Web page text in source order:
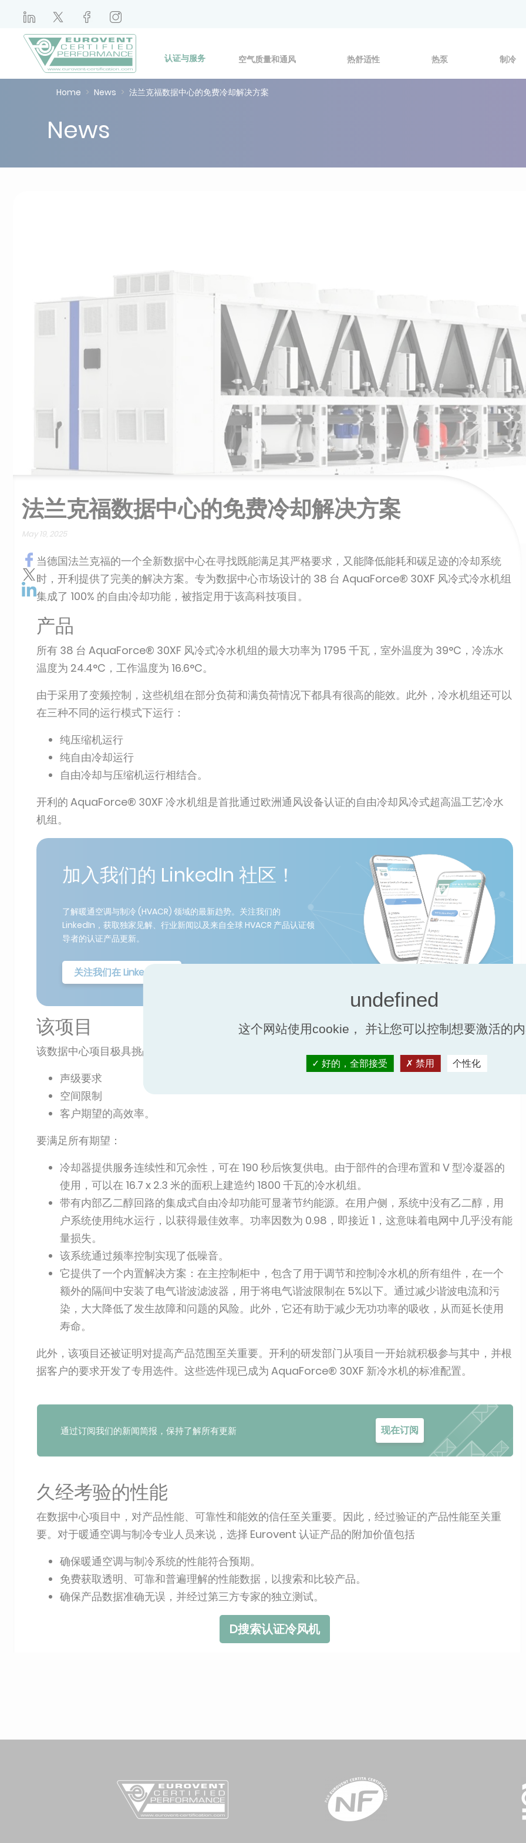
认证与服务 空气质量和通风 热舒适性 热泵 制冷
Home News 法兰克福数据中心的免费冷却解决方案
News
法兰克福数据中心的免费冷却解决方案
May 19, 2025
当德国法兰克福的一个全新数据中心在寻找既能满足其严格要求，又能降低能耗和碳足迹的冷却系统
时，开利提供了完美的解决方案。专为数据中心市场设计的 38 台 AquaForce® 30XF 风冷式冷水机组
集成了 100% 的自由冷却功能，被指定用于该高科技项目。
产品
所有 38 台 AquaForce® 30XF 风冷式冷水机组的最大功率为 1795 千瓦，室外温度为 39°C，冷冻水
温度为 24.4°C，工作温度为 16.6°C。
由于采用了变频控制，这些机组在部分负荷和满负荷情况下都具有很高的能效。此外，冷水机组还可以
在三种不同的运行模式下运行：
纯压缩机运行
纯自由冷却运行
自由冷却与压缩机运行相结合。
开利的 AquaForce® 30XF 冷水机组是首批通过欧洲通风设备认证的自由冷却风冷式超高温工艺冷水
机组。
加入我们的 LinkedIn 社区！
了解暖通空调与制冷 (HVACR) 领域的最新趋势。关注我们的
LinkedIn，获取独家见解、行业新闻以及来自全球 HVACR 产品认证领
导者的认证产品更新。
关注我们在 LinkedIn 🔗
该项目
该数据中心项目极具挑战性，原因如下
声级要求
空间限制
客户期望的高效率。
要满足所有期望：
冷却器提供服务连续性和冗余性，可在 190 秒后恢复供电。由于部件的合理布置和 V 型冷凝器的
使用，可以在 16.7 x 2.3 米的面积上建造约 1800 千瓦的冷水机组。
带有内部乙二醇回路的集成式自由冷却功能可显著节约能源。在用户侧，系统中没有乙二醇，用
户系统使用纯水运行，以获得最佳效率。功率因数为 0.98，即接近 1，这意味着电网中几乎没有能
量损失。
该系统通过频率控制实现了低噪音。
它提供了一个内置解决方案：在主控制柜中，包含了用于调节和控制冷水机的所有组件，在一个
额外的隔间中安装了电气谐波滤波器，用于将电气谐波限制在 5%以下。通过减少谐波电流和污
染，大大降低了发生故障和问题的风险。此外，它还有助于减少无功功率的吸收，从而延长使用
寿命。
此外，该项目还被证明对提高产品范围至关重要。开利的研发部门从项目一开始就积极参与其中，并根
据客户的要求开发了专用选件。这些选件现已成为 AquaForce® 30XF 新冷水机的标准配置。
通过订阅我们的新闻简报，保持了解所有更新 现在订阅
久经考验的性能
在数据中心项目中，对产品性能、可靠性和能效的信任至关重要。因此，经过验证的产品性能至关重
要。对于暖通空调与制冷专业人员来说，选择 Eurovent 认证产品的附加价值包括
确保暖通空调与制冷系统的性能符合预期。
免费获取透明、可靠和普遍理解的性能数据，以搜索和比较产品。
确保产品数据准确无误，并经过第三方专家的独立测试。
D搜索认证冷风机
这个网站使用cookie， 并让您可以控制想要激活的
好的，全部接受 禁用 个性化